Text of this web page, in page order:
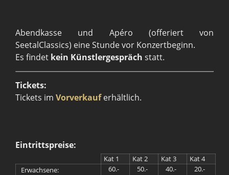
Abendkasse und Apéro (offeriert von
SeetalClassics) eine Stunde vor Konzertbeginn.
Es findet kein Künstlergespräch statt.
Tickets:
Tickets im Vorverkauferhältlich.
Eintrittspreise:
Kat 1 Kat 2 Kat 3
Kat 4
Erwachsene:
60.- 50.- 40.-
20.-